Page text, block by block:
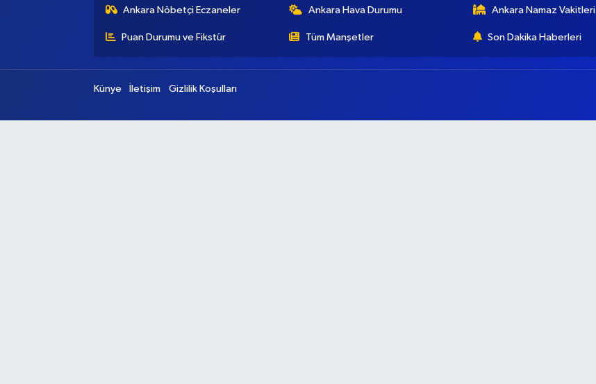
Ankara Nöbetçi Eczaneler Ankara Hava Durumu Ankara Namaz Vakitleri
Puan Durumu ve Fikstür Tüm Manşetler Son Dakika Haberleri
Künye İletişim Gizlilik Koşulları